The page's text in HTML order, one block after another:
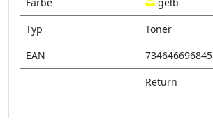
Typ
Toner
EAN
734646696845
Return